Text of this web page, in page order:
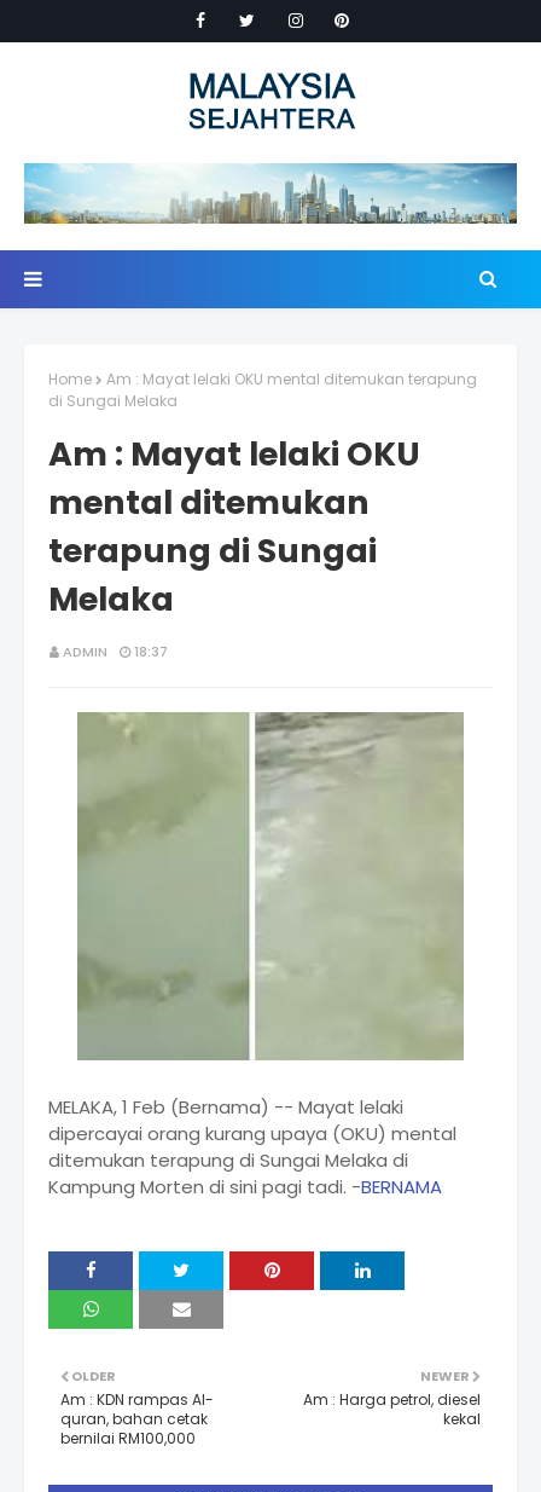
Home
Am : Mayat lelaki OKU mental ditemukan terapung
di Sungai Melaka
Am : Mayat lelaki OKU
mental ditemukan
terapung di Sungai
Melaka
ADMIN 18:37
MELAKA, 1 Feb (Bernama) -- Mayat lelaki
dipercayai orang kurang upaya (OKU) mental
ditemukan terapung di Sungai Melaka di
Kampung Morten di sini pagi tadi. -BERNAMA
NEWER
Am : Harga petrol, diesel
kekal
OLDER
Am : KDN rampas Al-
quran, bahan cetak
bernilai RM100,000